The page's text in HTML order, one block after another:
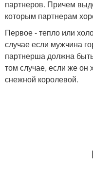
партнеров. Причем
которым партнерам
Первое - тепло или
случае если мужчина
партнерша должна
том случае, если же он
снежной королевой.